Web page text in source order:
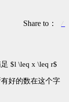
Share to：
$l \leq x \leq r$
好的数在这个字